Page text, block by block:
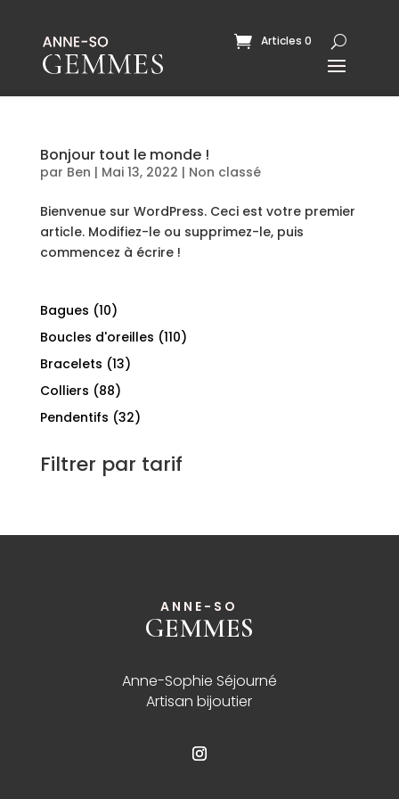
Articles 0
Bonjour tout le monde !
par Ben | Mai 13, 2022 | Non classé
Bienvenue sur WordPress. Ceci est votre premier
article. Modifiez-le ou supprimez-le, puis
commencez à écrire !
Bagues 1010
produits
Boucles d'oreilles 110110
Bracelets 1313
Colliers 8888
produits
Pendentifs 3232
Filtrer par tarif
ANNE-SO
GEMMES
Anne-Sophie Séjourné
Artisan bijoutier